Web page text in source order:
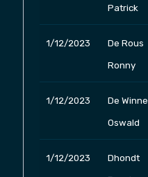
Patrick
1/12/2023 De Rous
Ronny
1/12/2023 De Winne
Oswald
1/12/2023 Dhondt